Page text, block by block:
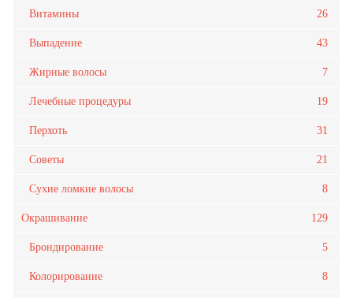
Витамины 26
Выпадение 43
Жирные волосы 7
Лечебные процедуры 19
Перхоть 31
Советы 21
Сухие ломкие волосы 8
Окрашивание 129
Брондирование 5
Колорирование 8